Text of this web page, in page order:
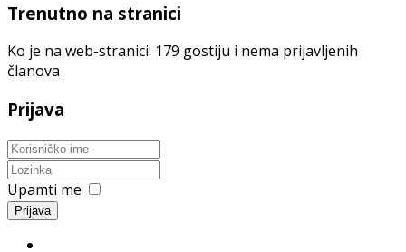
Trenutno na stranici
Ko je na web-stranici: 179 gostiju i nema prijavljenih
članova
Prijava
Upamti me
Prijava